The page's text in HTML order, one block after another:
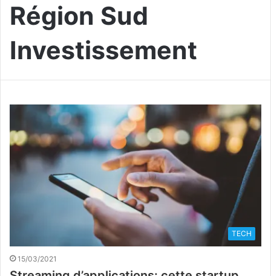
Région Sud
Investissement
TECH
15/03/2021